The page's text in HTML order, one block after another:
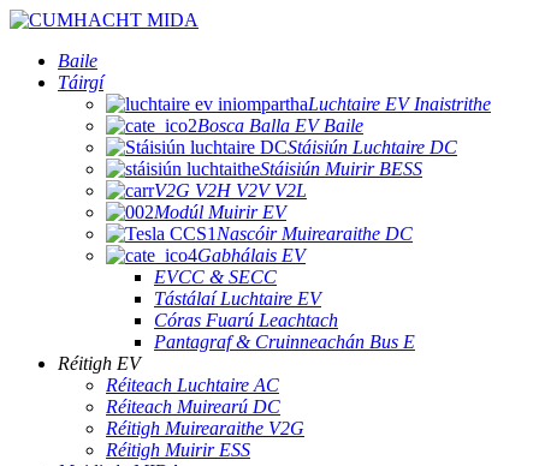
Baile
Táirgí
Luchtaire EV Inaistrithe
Bosca Balla EV Baile
Stáisiún Luchtaire DC
Stáisiún Muirir BESS
V2G V2H V2V V2L
Modúl Muirir EV
Nascóir Muirearaithe DC
Gabhálais EV
EVCC & SECC
Tástálaí Luchtaire EV
Córas Fuarú Leachtach
Pantagraf & Cruinneachán Bus E
Réitigh EV
Réiteach Luchtaire AC
Réiteach Muirearú DC
Réitigh Muirearaithe V2G
Réitigh Muirir ESS